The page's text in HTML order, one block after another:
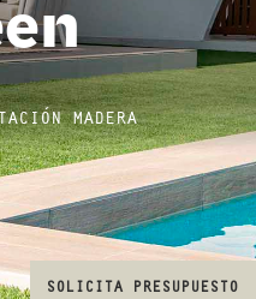
MADERA
SOLICITA PRESUPUESTO